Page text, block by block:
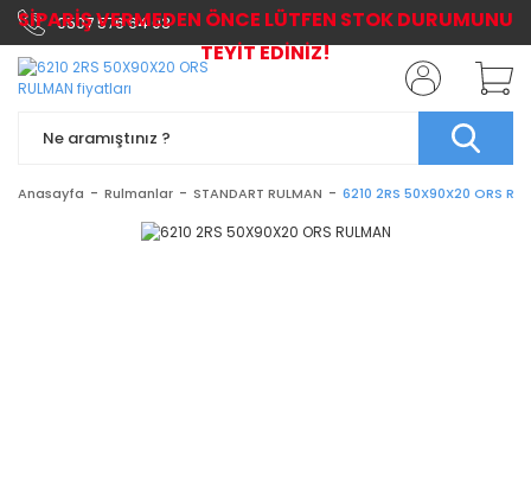
0507 576 64 03
Anasayfa Rulmanlar STANDART RULMAN 6210 2RS 50X90X20 ORS
SİPARİŞ VERMEDEN ÖNCE LÜTFEN STOK DURUMUNU
TEYİT EDİNİZ!